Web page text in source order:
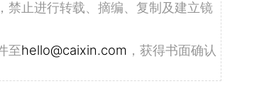
禁止进行转载、摘编、复制及建立镜
至hello@caixin.com ，获得书面确认